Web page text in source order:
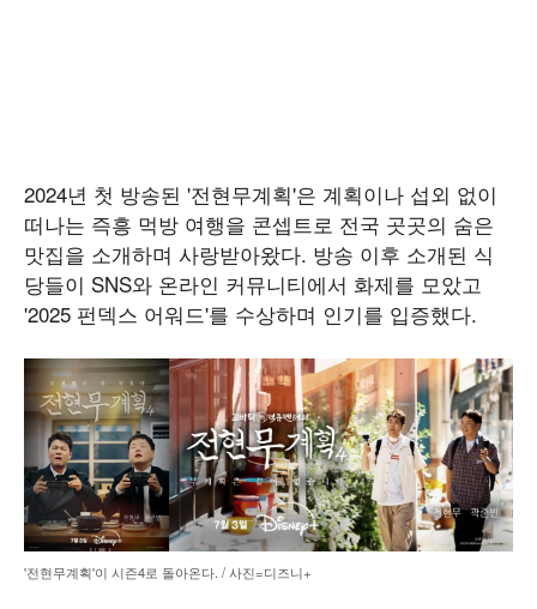
2024년 첫 방송된 '전현무계획'은 계획이나 섭외 없이
떠나는 즉흥 먹방 여행을 콘셉트로 전국 곳곳의 숨은
맛집을 소개하며 사랑받아왔다. 방송 이후 소개된 식
당들이 SNS와 온라인 커뮤니티에서 화제를 모았고
'2025 펀덱스 어워드'를 수상하며 인기를 입증했다.
'전현무계획'이 시즌4로 돌아온다. / 사진=디즈니+